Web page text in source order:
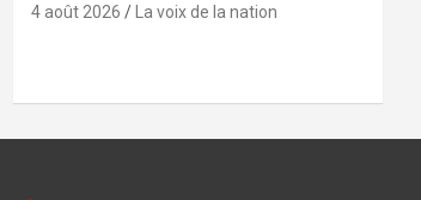
4 août 2026 La voix de la nation